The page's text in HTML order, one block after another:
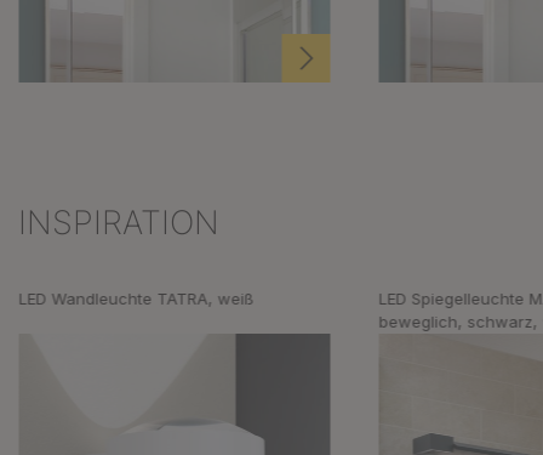
Produktgalerie überspringen
INSPIRATION
LED Wandleuchte TATRA, weiß
LED Spiegelleuchte
beweglich, schwarz,